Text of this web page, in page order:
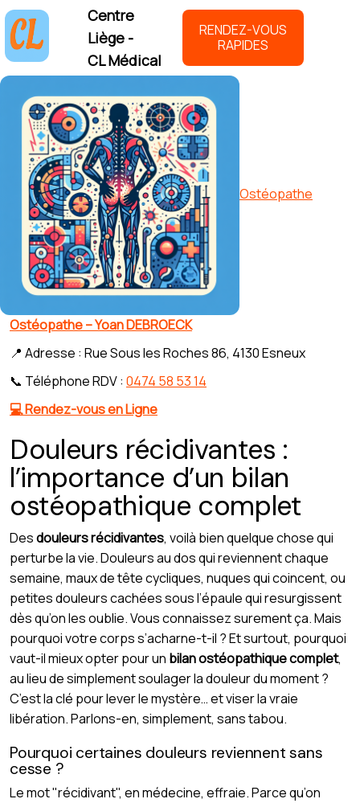
Centre
Liège -
CL Médical
RENDEZ-VOUS
RAPIDES
Ostéopathe
Ostéopathe – Yoan DEBROECK
📍 Adresse : Rue Sous les Roches 86, 4130 Esneux
📞 Téléphone RDV : 0474 58 53 14
💻 Rendez-vous en Ligne
Douleurs récidivantes :
l’importance d’un bilan
ostéopathique complet
Desdouleurs récidivantes, voilà bien quelque chose qui
perturbe la vie. Douleurs au dos qui reviennent chaque
semaine, maux de tête cycliques, nuques qui coincent, ou
petites douleurs cachées sous l’épaule qui resurgissent
dès qu’on les oublie. Vous connaissez surement ça. Mais
pourquoi votre corps s’acharne-t-il ? Et surtout, pourquoi
vaut-il mieux opter pour un bilan ostéopathique complet,
au lieu de simplement soulager la douleur du moment ?
C’est la clé pour lever le mystère… et viser la vraie
libération. Parlons-en, simplement, sans tabou.
Pourquoi certaines douleurs reviennent sans
cesse ?
Le mot "récidivant", en médecine, effraie. Parce qu’on